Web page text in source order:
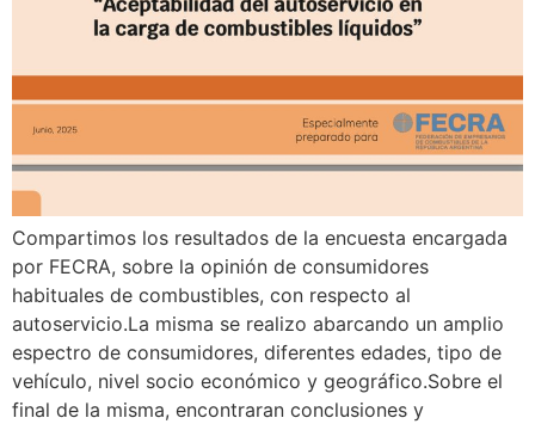
Compartimos los resultados de la encuesta encargada
por FECRA, sobre la opinión de consumidores
habituales de combustibles, con respecto al
autoservicio.La misma se realizo abarcando un amplio
espectro de consumidores, diferentes edades, tipo de
vehículo, nivel socio económico y geográfico.Sobre el
final de la misma, encontraran conclusiones y